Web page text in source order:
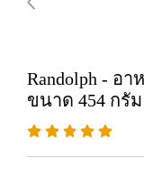
Randolph - อ
ขนาด 454 กรัม